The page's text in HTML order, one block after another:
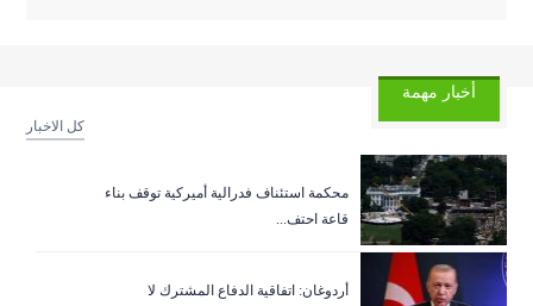
أخبار مهمة
كل الاخبار
‏محكمة استئناف فدرالية أميركية توقف بناء
قاعة احتف...
أردوغان: اتفاقية الدفاع المشترك لا